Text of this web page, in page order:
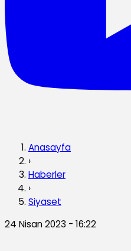
Anasayfa
›
Haberler
›
Siyaset
24 Nisan 2023 - 16:22